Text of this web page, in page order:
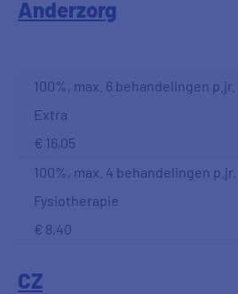
Anderzorg
100%, max. 6 behandelingen p.jr.
Extra
€ 16,05
100%, max. 4 behandelingen p.jr.
Fysiotherapie
€ 8,40
CZ